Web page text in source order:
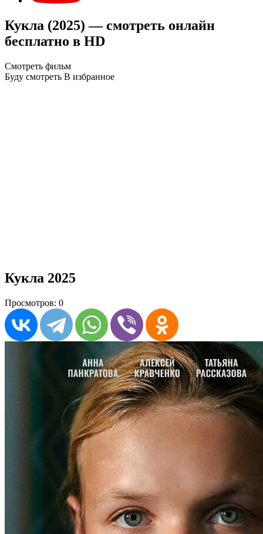
Кукла (2025) — смотреть онлайн
бесплатно в HD
Смотреть фильм
Буду смотреть В избранное
Кукла 2025
Просмотров: 0